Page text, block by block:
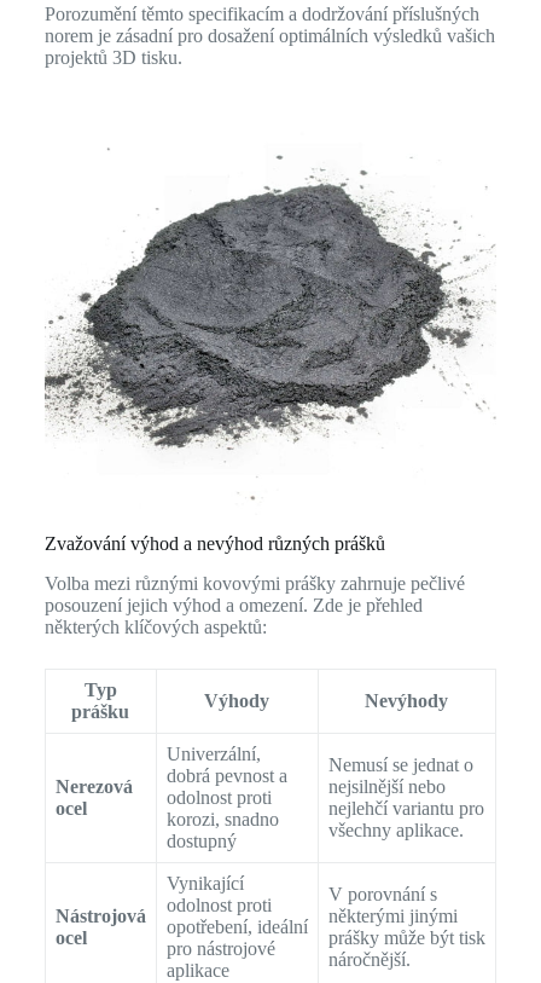
Porozumění těmto specifikacím a dodržování příslušných
norem je zásadní pro dosažení optimálních výsledků vašich
projektů 3D tisku.
Zvažování výhod a nevýhod různých prášků
Volba mezi různými kovovými prášky zahrnuje pečlivé
posouzení jejich výhod a omezení. Zde je přehled
některých klíčových aspektů:
Typ
prášku
Výhody Nevýhody
Nerezová
ocel
Univerzální,
dobrá pevnost a
odolnost proti
korozi, snadno
dostupný
Nemusí se jednat o
nejsilnější nebo
nejlehčí variantu pro
všechny aplikace.
Nástrojová
ocel
Vynikající
odolnost proti
opotřebení, ideální
pro nástrojové
aplikace
V porovnání s
některými jinými
prášky může být tisk
náročnější.